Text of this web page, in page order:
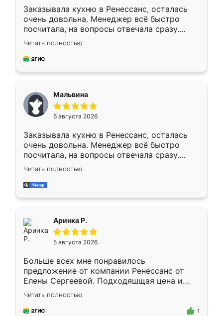
Заказывала кухню в Ренессанс, осталась
очень довольна. Менеджер всё быстро
посчитала, на вопросы отвечала сразу.
Замерщик приехал в субботу, подошёл к
делу со всей ответственностью. Собрали
за день, ребята работали аккуратно, даже
Читать полностью
Мальвина
6 августа 2026
Заказывала кухню в Ренессанс, осталась
очень довольна. Менеджер всё быстро
посчитала, на вопросы отвечала сразу.
Замерщик приехал в субботу, подошёл к
делу со всей ответственностью. Собрали
за день, ребята работали аккуратно, даже
Читать полностью
Аринка Р.
5 августа 2026
Больше всех мне понравилось
предложение от компании Ренессанс от
Елены Сергеевой. Подходяшщая цена и
короткие сроки изготовления. Приехавший
для замера сотрудник Владислав
предложил по моему эскизу самый
Читать полностью
1